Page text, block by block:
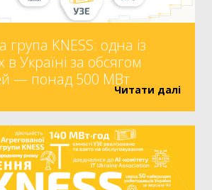
KNESS: одна із
Україні за обсягом
— понад 500 МВт
Читати далі